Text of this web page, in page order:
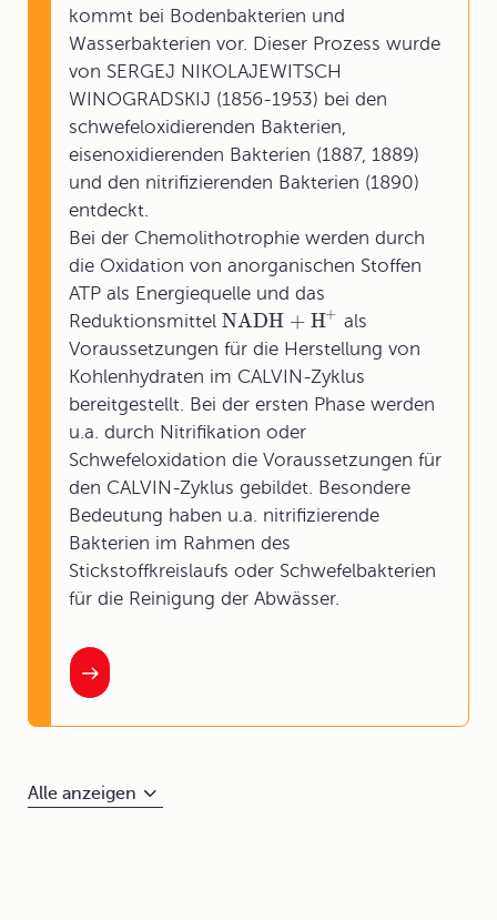
kommt bei Bodenbakterien und
Wasserbakterien vor. Dieser Prozess wurde
von SERGEJ NIKOLAJEWITSCH
WINOGRADSKIJ (1856-1953) bei den
schwefeloxidierenden Bakterien,
eisenoxidierenden Bakterien (1887, 1889)
und den nitrifizierenden Bakterien (1890)
entdeckt.
Bei der Chemolithotrophie werden durch
die Oxidation von anorganischen Stoffen
ATP als Energiequelle und das
Reduktionsmittel NADH + H+ als
Voraussetzungen für die Herstellung von
Kohlenhydraten im CALVIN-Zyklus
bereitgestellt. Bei der ersten Phase werden
u.a. durch Nitrifikation oder
Schwefeloxidation die Voraussetzungen für
den CALVIN-Zyklus gebildet. Besondere
Bedeutung haben u.a. nitrifizierende
Bakterien im Rahmen des
Stickstoffkreislaufs oder Schwefelbakterien
für die Reinigung der Abwässer.
Alle anzeigen